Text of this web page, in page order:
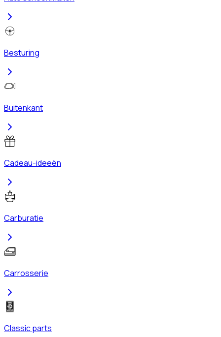
Besturing
Buitenkant
Cadeau-ideeën
Carburatie
Carrosserie
Classic parts